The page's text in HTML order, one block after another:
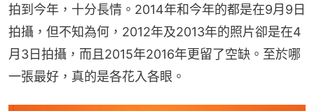
拍到今年，十分長情。2014年和今年的都是在9月9日
拍攝，但不知為何，2012年及2013年的照片卻是在4
月3日拍攝，而且2015年2016年更留了空缺。至於哪
一張最好，真的是各花入各眼。